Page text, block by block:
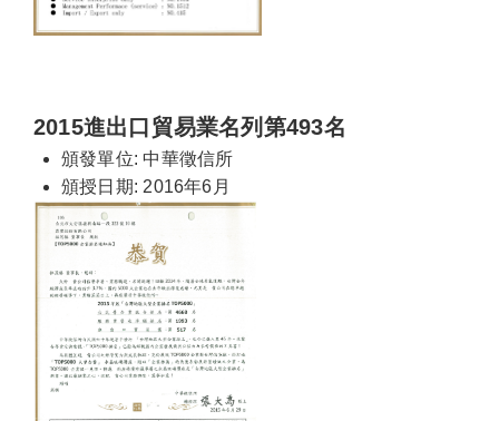
2015進出口貿易業名列第493名
頒發單位: 中華徵信所
頒授日期: 2016年6月